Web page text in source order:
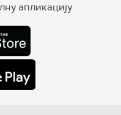
апликацију